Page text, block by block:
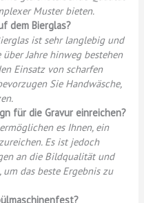
Muster bieten.
dem Bierglas?
ist sehr langlebig und
Jahre hinweg bestehen
Einsatz von scharfen
Sie Handwäsche,
für die Gravur einreichen?
es Ihnen, ein
Es ist jedoch
an die Bildqualität und
das beste Ergebnis zu